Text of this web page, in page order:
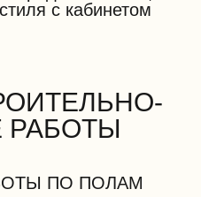
с кабинетом
ПО ПОЛАМ